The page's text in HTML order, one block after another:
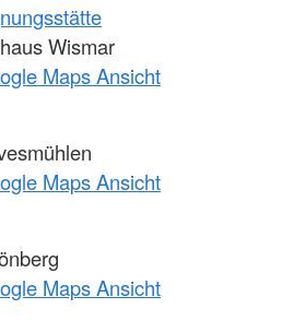
Wismar
Maps Ansicht
Maps Ansicht
Maps Ansicht